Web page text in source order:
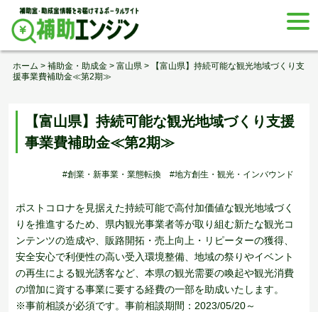
Skip
content
ホーム > 補助金・助成金 > 富山県 >
【富山県】持続可能な観光地域づくり支
援事業費補助金≪第2期≫
【富山県】持続可能な観光地域づくり支援
事業費補助金≪第2期≫
#創業・新事業・業態転換 #地方創生・観光・インバウンド
ポストコロナを見据えた持続可能で高付加価値な観光地域づく
りを推進するため、県内観光事業者等が取り組む新たな観光コ
ンテンツの造成や、販路開拓・売上向上・リピーターの獲得、
安全安心で利便性の高い受入環境整備、地域の祭りやイベント
の再生による観光誘客など、本県の観光需要の喚起や観光消費
の増加に資する事業に要する経費の一部を助成いたします。
※事前相談が必須です。事前相談期間：2023/05/20～